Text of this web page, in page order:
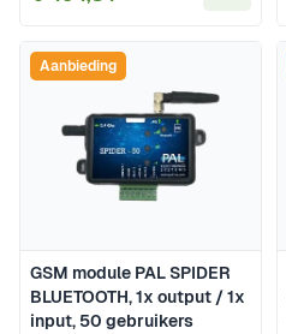
GSM module PAL SPIDER
BLUETOOTH, 1x output / 1x
input, 50 gebruikers
Aanbieding